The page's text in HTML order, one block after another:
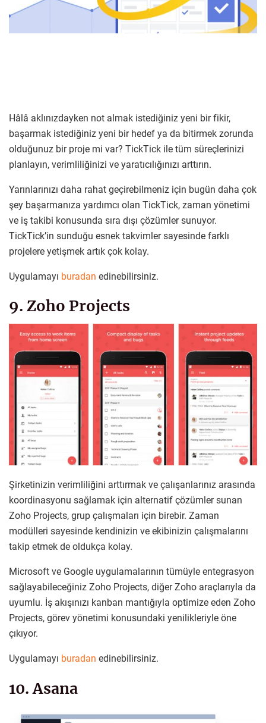
Hâlâ aklınızdayken not almak istediğiniz yeni bir fikir,
başarmak istediğiniz yeni bir hedef ya da bitirmek zorunda
olduğunuz bir proje mi var? TickTick ile tüm süreçlerinizi
planlayın, verimliliğinizi ve yaratıcılığınızı arttırın.
Yarınlarınızı daha rahat geçirebilmeniz için bugün daha çok
şey başarmanıza yardımcı olan TickTick, zaman yönetimi
ve iş takibi konusunda sıra dışı çözümler sunuyor.
TickTick’in sunduğu esnek takvimler sayesinde farklı
projelere yetişmek artık çok kolay.
Uygulamayı buradan edinebilirsiniz.
9. Zoho Projects
Şirketinizin verimliliğini arttırmak ve çalışanlarınız arasında
koordinasyonu sağlamak için alternatif çözümler sunan
Zoho Projects, grup çalışmaları için birebir. Zaman
modülleri sayesinde kendinizin ve ekibinizin çalışmalarını
takip etmek de oldukça kolay.
Microsoft ve Google uygulamalarının tümüyle entegrasyon
sağlayabileceğiniz Zoho Projects, diğer Zoho araçlarıyla da
uyumlu. İş akışınızı kanban mantığıyla optimize eden Zoho
Projects, görev yönetimi konusundaki yenilikleriyle öne
çıkıyor.
Uygulamayı buradan edinebilirsiniz.
10. Asana